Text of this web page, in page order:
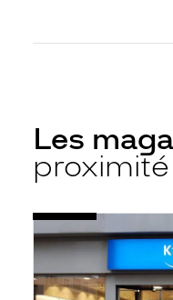
Les
proximité
Opticien
Paris
Rue
Voir
la
fiche